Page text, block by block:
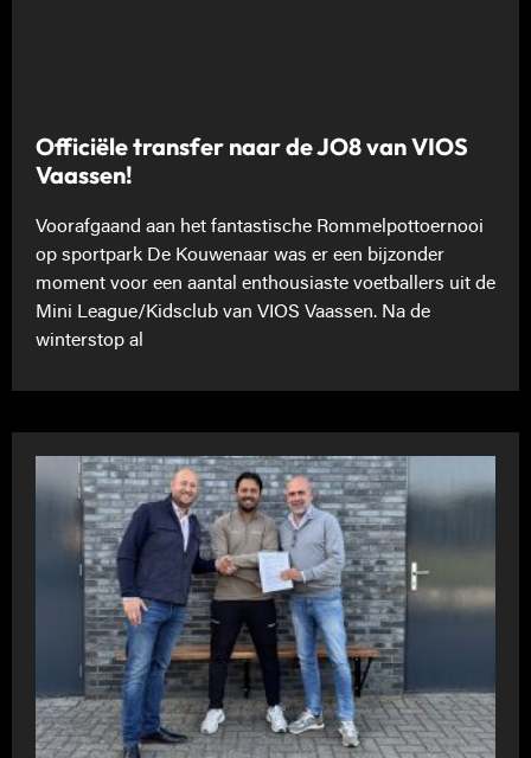
Officiële transfer naar de JO8 van VIOS
Vaassen!
Voorafgaand aan het fantastische Rommelpottoernooi
op sportpark De Kouwenaar was er een bijzonder
moment voor een aantal enthousiaste voetballers uit de
Mini League/Kidsclub van VIOS Vaassen. Na de
winterstop al